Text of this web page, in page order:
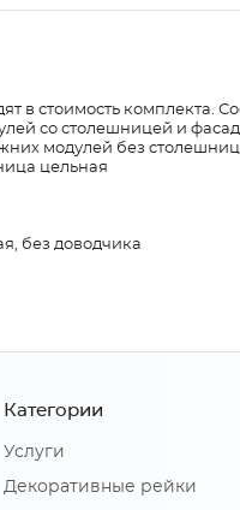
в стоимость комплекта.
со столешницей и
модулей без
цельная
без доводчика
Категории
Услуги
Декоративные рейки